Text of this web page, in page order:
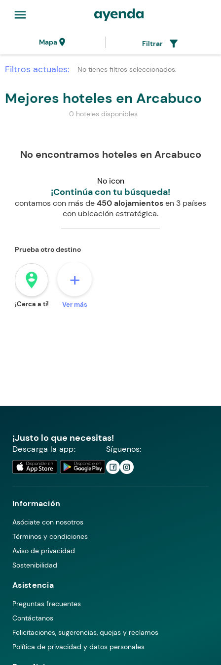
menu
Mapalocation_on Filtrar filter_alt
Filtros actuales: No tienes filtros seleccionados.
Mejores hoteles en Arcabuco
0 hoteles disponibles
No encontramos hoteles en Arcabuco
No icon
¡Continúa con tu búsqueda!
contamos con más de450 alojamientosen 3 países
con ubicación estratégica.
Prueba otro destino
person_pin_circle
¡Cerca a ti!
+
Ver más
¡Justo lo que necesitas!
Descarga la app: Síguenos:
Información
Asóciate con nosotros
Términos y condiciones
Aviso de privacidad
Sostenibilidad
Asistencia
Preguntas frecuentes
Contáctanos
Felicitaciones, sugerencias, quejas y reclamos
Política de privacidad y datos personales